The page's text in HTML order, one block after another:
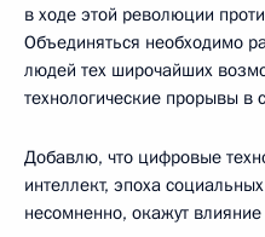
в ходе этой революции
Объединяться необходимо
людей тех широчайших
технологические прорывы в
Добавлю, что цифровые
интеллект, эпоха
несомненно, окажут влияние